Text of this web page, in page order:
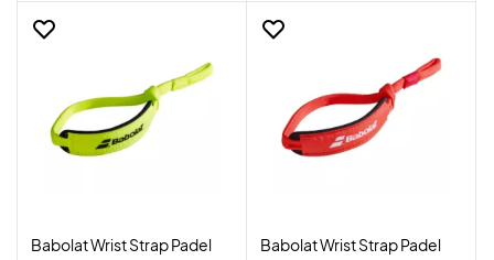
Babolat Wrist Strap Padel
Babolat Wrist Strap Padel